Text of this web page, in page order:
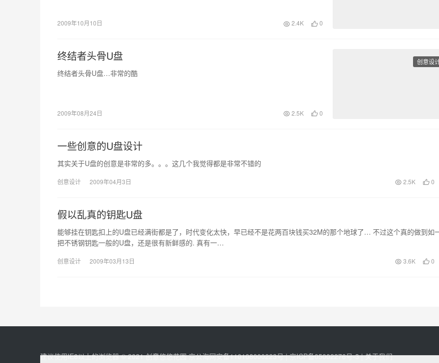
2009年10月10日 2.4K 0
创意设
终结者头骨U盘
终结者头骨U盘…非常的酷
2009年08月24日 2.5K 0
一些创意的U盘设计
其实关于U盘的创意是非常的多。。。这几个我觉得都是非常不错的
创意设计 2009年04月3日 2.5K 0
假以乱真的钥匙U盘
能够挂在钥匙扣上的U盘已经满街都是了，时代变化太快，早已经不是花两百块钱买32M的那个地球了… 不过这个真的做到如
把不锈钢钥匙一般的U盘，还是很有新鲜感的. 真有一…
创意设计 2009年03月13日 3.6K 0
建议使用IE8以上的浏览器 © 2021创意悠悠花园京公海网安备110108000223号 |京ICP备05002276号-3|关于我们